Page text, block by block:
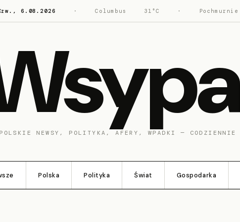
6.08.2026 · Columbus 31°C · Pochmurnie
POLSKIE NEWSY, POLITYKA, AFERY, WPADKI — CODZIENNIE
Polska Polityka Świat Gospodarka